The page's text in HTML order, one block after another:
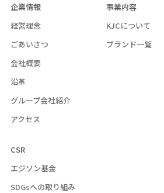
企業情報
経営理念
ごあいさつ
会社概要
沿革
グループ会社紹介
アクセス
事業内容
KJCについて
ブランド一覧
CSR
エジソン基金
SDGsへの取り組み